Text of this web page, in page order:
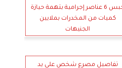
حبس 6 عناصر إجرامية بتهمة حيازة
كميات من المخدرات بملايين
الجنيهات
تفاصيل مصرع شخص على يد